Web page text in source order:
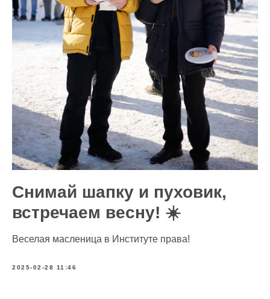
Снимай шапку и пуховик,
встречаем весну! ☀️
Веселая масленица в Институте права!
2025-02-28 11:46